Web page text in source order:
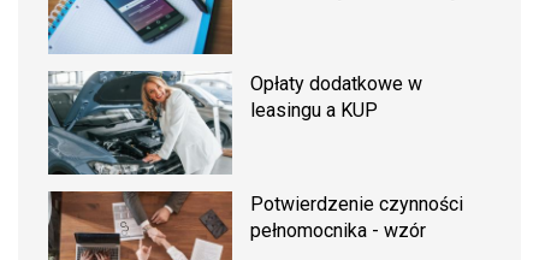
Opłaty dodatkowe w
leasingu a KUP
Potwierdzenie czynności
pełnomocnika - wzór